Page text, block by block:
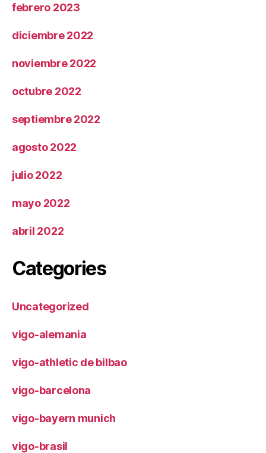
febrero 2023
diciembre 2022
noviembre 2022
octubre 2022
septiembre 2022
agosto 2022
julio 2022
mayo 2022
abril 2022
Categories
Uncategorized
vigo-alemania
vigo-athletic de bilbao
vigo-barcelona
vigo-bayern munich
vigo-brasil